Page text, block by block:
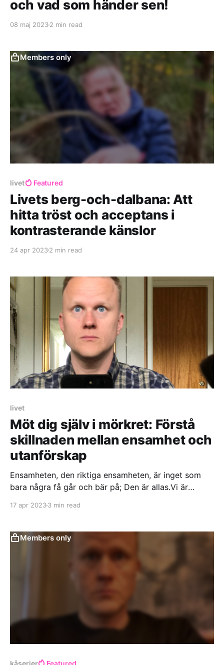
och vad som händer sen!
08 maj 20232 min read
Members only
livet Featured
Livets berg-och-dalbana: Att
hitta tröst och acceptans i
kontrasterande känslor
24 apr 20232 min read
livet
Möt dig själv i mörkret: Förstå
skillnaden mellan ensamhet och
utanförskap
Ensamheten, den riktiga ensamheten, är inget som
bara några få går och bär på; Den är allas.Vi är
världen av våra kroppar, våra idéer och våra tankar.
17 apr 20233 min read
Members only
kåserier Featured